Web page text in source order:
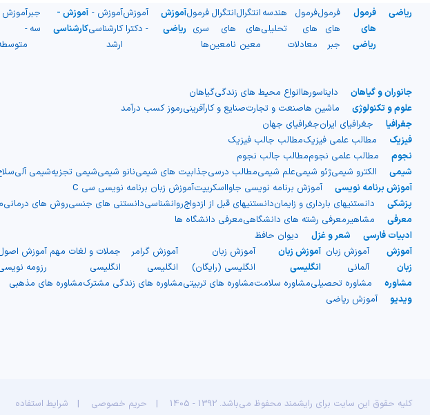
ریاضی
فرمول
های
ریاضی
فرمول
های
جبر
فرمول
های
معادلات
هندسه
تحلیلی
انتگرال
های
معین
انتگرال
های
نامعین
فرمول
سری
ها
آموزش
ریاضی
آموزش
- دکترا
آموزش -
کارشناسی
ارشد
آموزش -
کارشناسی
جبر
سه
آموزش
-
جانوران و گیاهان
دایناسورهاانواع محیط های زندگیگیاهان
علوم و تکنولوژی
ماشین هاصنعت و تجارتصنایع و کارآفرینیرموز کسب درآمد
جغرافیا
جغرافیای ایرانجغرافیای جهان
فیزیک
مطالب علمی فیزیکمطالب جالب فیزیک
نجوم
مطالب علمی نجوممطالب جالب نجوم
شیمی
الکترو شیمیژئو شیمیعلم شیمیمطالب درسیجذابیت های شیمینانو شیمیشیمی تجزیهشیمی آلی
آموزش برنامه نویسی
آموزش برنامه نویسی جاوااسکریپتآموزش زبان برنامه نویسی سی C
پزشکی
دانستنیهای بارداری و زایماندانستنیهای قبل از ازدواجروانشناسیدانستنی های جنسیروش های درمانی
معرفی
مشاهیرمعرفی رشته های دانشگاهیمعرفی دانشگاه ها
ادبیات فارسی
شعر و غزل
دیوان حافظ
آموزش
زبان
آموزش زبان
آلمانی
آموزش زبان
انگلیسی
آموزش زبان
انگلیسی (رایگان)
آموزش گرامر
انگلیسی
جملات و لغات مهم
انگلیسی
آموزش
رزومه
مشاوره
مشاوره تحصیلیمشاوره سلامتمشاوره های تربیتیمشاوره های زندگی مشترکمشاوره های مذهبی
ویدیو
آموزش ریاضی
کلیه حقوق این سایت برای رایشمند محفوظ می‌باشد. 1392 - 1405 | حریم خصوصی | شرایط استفاده